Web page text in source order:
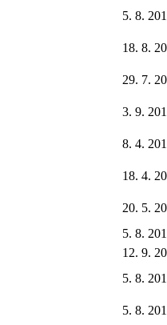
5. 8.
18. 8.
29. 7.
3. 9.
8. 4.
18. 4.
20. 5.
5. 8.
12. 9.
5. 8.
5. 8.